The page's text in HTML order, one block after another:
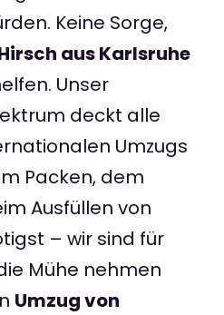
Keine Sorge,
aus Karlsruhe
Unser
deckt alle
Umzugs
Packen, dem
Ausfüllen von
– wir sind für
Mühe nehmen
Umzug von